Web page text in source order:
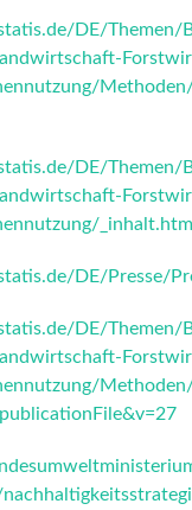
DE/Themen/
DE/Themen/
_inhalt.html
DE/Presse/
DE/Themen/